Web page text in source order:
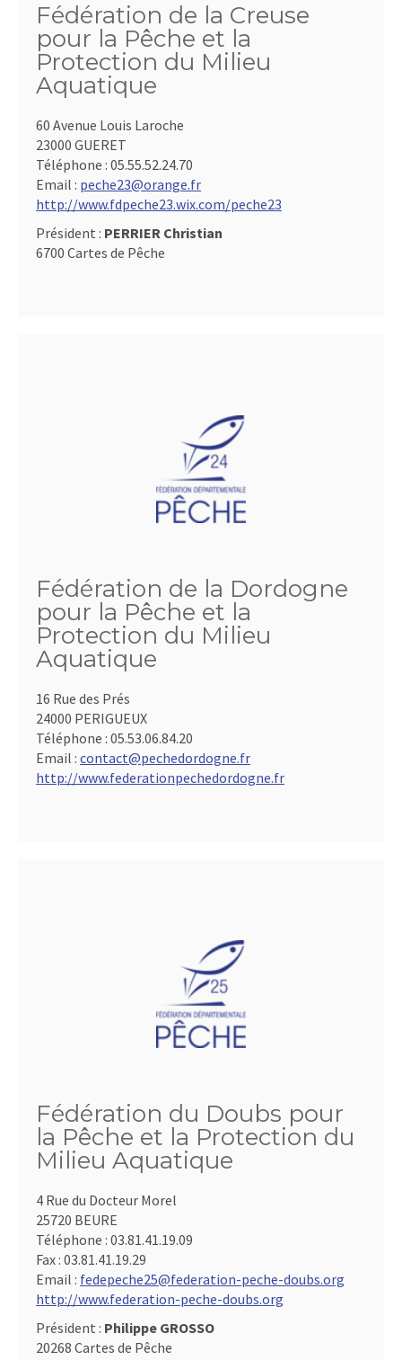
Fédération de la Creuse
pour la Pêche et la
Protection du Milieu
Aquatique
60 Avenue Louis Laroche
23000 GUERET
Téléphone : 05.55.52.24.70
Email : peche23@orange.fr
http://www.fdpeche23.wix.com/peche23
Président : PERRIER Christian
6700 Cartes de Pêche
Fédération de la Dordogne
pour la Pêche et la
Protection du Milieu
Aquatique
16 Rue des Prés
24000 PERIGUEUX
Téléphone : 05.53.06.84.20
Email : contact@pechedordogne.fr
http://www.federationpechedordogne.fr
Fédération du Doubs pour
la Pêche et la Protection du
Milieu Aquatique
4 Rue du Docteur Morel
25720 BEURE
Téléphone : 03.81.41.19.09
Fax : 03.81.41.19.29
Email : fedepeche25@federation-peche-doubs.org
http://www.federation-peche-doubs.org
Président : Philippe GROSSO
20268 Cartes de Pêche